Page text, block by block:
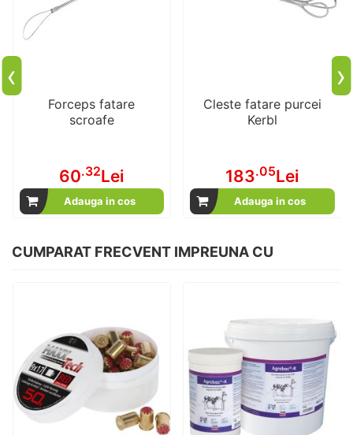
Forceps fatare
scroafe
60.32Lei
Adauga in cos
Cleste fatare purcei
Kerbl
183.05Lei
Adauga in cos
‹ ›
CUMPARAT FRECVENT IMPREUNA CU